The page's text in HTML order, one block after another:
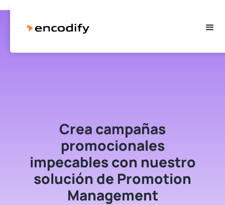
Crea campañas
promocionales
impecables con nuestro
solución de Promotion
Management